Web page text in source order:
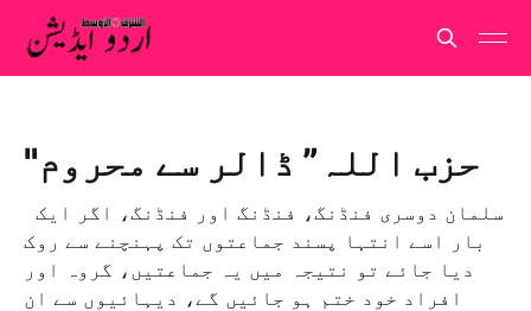
"حزب اللہ” ڈالر سے محروم
بار اسے انتہا پسند جماعتوں تک پہنچنے سے روک
دیا جائے تو نتیجہ میں یہ جماعتیں، گروہ اور
افراد خود ختم ہو جائیں گے، دیہائیوں سے ان